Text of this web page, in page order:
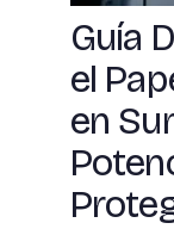
Guía
el
en